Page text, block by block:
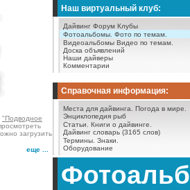
"Подводное
загрузить
еще ...
Наш виртуальный клуб:
Дайвинг Форум Клубы
Фотоальбомы. Фото по темам.
Видеоальбомы Видео по темам.
Доска объявлений
Наши дайверы
Комментарии
Справочная информация:
Места для дайвинга.
Погода в мире.
Энциклопедия рыб
Статьи.
Книги о дайвинге.
Дайвинг словарь (3165 слов)
Термины. Знаки.
Оборудование